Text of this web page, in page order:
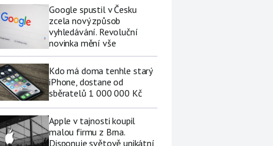
Google spustil v Česku
zcela nový způsob
vyhledávání. Revoluční
novinka mění vše
Kdo má doma tenhle starý
iPhone, dostane od
sběratelů 1 000 000 Kč
Apple v tajnosti koupil
malou firmu z Brna.
Disponuje světově unikátní